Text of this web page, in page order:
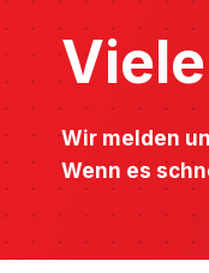
Wir melden
Wenn es